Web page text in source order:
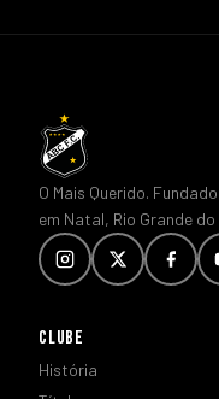
O Mais Querido.
em Natal, Rio Grande
CLUBE
História